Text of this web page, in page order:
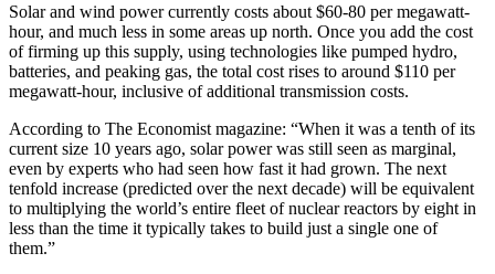
Solar and wind power currently costs about $60-80 per megawatt-
hour, and much less in some areas up north. Once you add the cost
of firming up this supply, using technologies like pumped hydro,
batteries, and peaking gas, the total cost rises to around $110 per
megawatt-hour, inclusive of additional transmission costs.​​​​‌ ‍ ​‍​‍‌‍ ‌ ​‍‌‍‍‌‌‍‌ ‌‍‍‌‌‍ ‍​‍​‍​ ‍‍​‍​‍‌ ​ ‌‍​‌‌‍ ‍‌‍‍‌‌ ‌​‌ ‍‌​‍ ‍‌‍‍‌‌‍ ​‍​‍​‍ ​​‍​‍‌‍‍​‌ ​‍‌‍‌‌‌‍‌‍​‍​‍​ ‍‍​‍​‍‌‍‍​‌ ‌​‌ ‌​‌ ​​​ ‍‍​‍ ​‍ ‌‍ ​‌‍ ‌‍​ ‌‍​‌‌‍ ​‌‍‍​‌‍ ‌ ​ ‌ ‌​​ ‍‍​ ​ ​ ​ ​ ​ ​ ​ ​‍ ‌‍‍‌‌‍ ‍‌ ‌​‌‍‌‌‌‍ ‍‌ ‌​​‍ ‌‍‌‌‌‍‌​‌‍‍‌‌ ‌​​‍ ‌‍ ‌‌‍ ‌‍‌​‌‍‌‌​ ‌‌ ​​‌ ​‍‌‍‌‌‌ ​ ‌‍‌‌‌‍ ‍‌ ‌​‌‍​‌‌ ‌​‌‍‍‌‌‍ ‌‍ ‍​ ‍ ‌‍‍‌‌‍‌​​ ‌​ ​​‌‍​‌​ ‌‍​ ‌‌​ ‍​​ ‌‍​ ​​‌‍​‌​‍ ‌‌‍‌‌​ ‌​​ ​​​ ‌​​‍ ‌​ ‌​​ ​ ​ ‍‌​ ‌​​‍ ‌‌‍​‍‌‍‌​‌‍​ ​ ‌ ​‍ ‌​ ​ ​ ​​​ ‍‌​ ‌ ​ ​‌​ ‌‌‌‍​‍​ ​‍‌‍​‌​ ​‍​ ‍‌​ ‍​​ ‍ ‌ ‌​‌ ‍‌‌ ​​‌‍‌‌​ ‌‌‍ ‍‌‍‌‌‌ ‌ ‌ ​ ​ ‍ ‌ ​​‌‍​‌‌ ‌​‌‍‍​​ ‌‌‍​ ‌‍ ‌‍ ‍‌ ‌​‌‍‌‌‌‍ ‍‌ ‌​​‍‌‌​ ‌‌‌​​‍‌‌ ‌‍‍ ‌‍‌‌‌ ‍‌​‍‌‌​ ​ ‌​‌​​‍‌‌​ ​ ‌​‌​​‍‌‌​ ​‍​ ​‍​ ​​​ ​‍‌‍‌‍​ ‌ ‌‍​‍‌‍‌​​ ​​​ ‌‍​ ‍​‌‍‌‌​ ‍​‌‍​‍​‍‌‌​ ​‍​ ​‍​‍‌‌​ ‌‌‌​‌​​‍ ‍‌‍​ ‌‍‍​‌‍‍‌‌‍ ​‌‍‌​‌ ​‍‌‍‌‌‌‍ ‍​‍‌‌​ ‌‌‌​​‍‌‌ ‌‍‍ ‌‍‌‌‌ ‍‌​‍‌‌​ ​ ‌​‌​​‍‌‌​ ​ ‌​‌​​‍‌‌​ ​‍​ ​‍​ ‌ ​ ‌​‌‍​ ‌‍‌​​ ‍‌‌‍​‍​ ​‌‌‍​‍‌‍​ ​ ‌ ‌‍​‍​ ‌‍​ ​​​‍‌‌​ ​‍​ ​‍​‍‌‌​ ‌‌‌​‌​​‍ ‍‌ ‌​‌‍‌‌‌ ‍​‌ ‌​​ ‌‍​‍‌‍​‌‌ ​ ‌‍‌‌‌‌‌‌‌ ​‍‌‍ ​​ ‌‌‍‍​‌ ‌​‌ ‌​‌ ​​​‍‌‌​ ​ ‌​​‌​‍‌‌​ ​‍‌​‌‍​‍‌‌​ ​‍‌​‌‍‌‍ ​‌‍ ‌‍​ ‌‍​‌‌‍ ​‌‍‍​‌‍ ‌ ​ ‌ ‌​​‍‌‌​ ​ ‌​​‌​ ​ ​ ​ ​ ​ ​ ​ ​‍‌‍‌‍‍‌‌‍‌​​ ‌​ ​​‌‍​‌​ ‌‍​ ‌‌​ ‍​​ ‌‍​ ​​‌‍​‌​‍ ‌‌‍‌‌​ ‌​​ ​​​ ‌​​‍ ‌​ ‌​​ ​ ​ ‍‌​ ‌​​‍ ‌‌‍​‍‌‍‌​‌‍​ ​ ‌ ​‍ ‌​ ​ ​ ​​​ ‍‌​ ‌ ​ ​‌​ ‌‌‌‍​‍​ ​‍‌‍​‌​ ​‍​ ‍‌​ ‍​​‍‌‍‌ ‌​‌ ‍‌‌ ​​‌‍‌‌​ ‌‌‍ ‍‌‍‌‌‌ ‌ ‌ ​ ​‍‌‍‌ ​​‌‍​‌‌ ‌​‌‍‍​​ ‌‌‍​ ‌‍ ‌‍ ‍‌ ‌​‌‍‌‌‌‍ ‍‌ ‌​​‍‌‌​ ‌‌‌​​‍‌‌ ‌‍‍ ‌‍‌‌‌ ‍‌​‍‌‌​ ​ ‌​‌​​‍‌‌​ ​ ‌​‌​​‍‌‌​ ​‍​ ​‍​ ​​​ ​‍‌‍‌‍​ ‌ ‌‍​‍‌‍‌​​ ​​​ ‌‍​ ‍​‌‍‌‌​ ‍​‌‍​‍​‍‌‌​ ​‍​ ​‍​‍‌‌​ ‌‌‌​‌​​‍ ‍‌‍​ ‌‍‍​‌‍‍‌‌‍ ​‌‍‌​‌ ​‍‌‍‌‌‌‍ ‍​‍‌‌​ ‌‌‌​​‍‌‌ ‌‍‍ ‌‍‌‌‌ ‍‌​‍‌‌​ ​ ‌​‌​​‍‌‌​ ​ ‌​‌​​‍‌‌​ ​‍​ ​‍​ ‌ ​ ‌​‌‍​ ‌‍‌​​ ‍‌‌‍​‍​ ​‌‌‍​‍‌‍​ ​ ‌ ‌‍​‍​ ‌‍​ ​​​‍‌‌​ ​‍​ ​‍​‍‌‌​ ‌‌‌​‌​​‍ ‍‌ ‌​‌‍‌‌‌ ‍​‌ ‌​​‍‌‍‌ ​​‌‍‌‌‌ ​‍‌ ​ ‌ ​​‌‍‌‌‌‍​ ‌ ‌​‌‍‍‌‌ ‌‍‌‍‌‌​ ‌‌ ​​‌ ‌‌‌‍​‍‌‍ ​‌‍‍‌‌ ​ ‌‍‍​‌‍‌‌‌‍‌​​‍​‍‌ ‌
According to The Economist magazine: “When it was a tenth of its
current size 10 years ago, solar power was still seen as marginal,
even by experts who had seen how fast it had grown. The next
tenfold increase (predicted over the next decade) will be equivalent
to multiplying the world’s entire fleet of nuclear reactors by eight in
less than the time it typically takes to build just a single one of
them.”​​​​‌ ‍ ​‍​‍‌‍ ‌ ​‍‌‍‍‌‌‍‌ ‌‍‍‌‌‍ ‍​‍​‍​ ‍‍​‍​‍‌ ​ ‌‍​‌‌‍ ‍‌‍‍‌‌ ‌​‌ ‍‌​‍ ‍‌‍‍‌‌‍ ​‍​‍​‍ ​​‍​‍‌‍‍​‌ ​‍‌‍‌‌‌‍‌‍​‍​‍​ ‍‍​‍​‍‌‍‍​‌ ‌​‌ ‌​‌ ​​​ ‍‍​‍ ​‍ ‌‍ ​‌‍ ‌‍​ ‌‍​‌‌‍ ​‌‍‍​‌‍ ‌ ​ ‌ ‌​​ ‍‍​ ​ ​ ​ ​ ​ ​ ​ ​‍ ‌‍‍‌‌‍ ‍‌ ‌​‌‍‌‌‌‍ ‍‌ ‌​​‍ ‌‍‌‌‌‍‌​‌‍‍‌‌ ‌​​‍ ‌‍ ‌‌‍ ‌‍‌​‌‍‌‌​ ‌‌ ​​‌ ​‍‌‍‌‌‌ ​ ‌‍‌‌‌‍ ‍‌ ‌​‌‍​‌‌ ‌​‌‍‍‌‌‍ ‌‍ ‍​ ‍ ‌‍‍‌‌‍‌​​ ‌​ ​​‌‍​‌​ ‌‍​ ‌‌​ ‍​​ ‌‍​ ​​‌‍​‌​‍ ‌‌‍‌‌​ ‌​​ ​​​ ‌​​‍ ‌​ ‌​​ ​ ​ ‍‌​ ‌​​‍ ‌‌‍​‍‌‍‌​‌‍​ ​ ‌ ​‍ ‌​ ​ ​ ​​​ ‍‌​ ‌ ​ ​‌​ ‌‌‌‍​‍​ ​‍‌‍​‌​ ​‍​ ‍‌​ ‍​​ ‍ ‌ ‌​‌ ‍‌‌ ​​‌‍‌‌​ ‌‌‍ ‍‌‍‌‌‌ ‌ ‌ ​ ​ ‍ ‌ ​​‌‍​‌‌ ‌​‌‍‍​​ ‌‌‍​ ‌‍ ‌‍ ‍‌ ‌​‌‍‌‌‌‍ ‍‌ ‌​​‍‌‌​ ‌‌‌​​‍‌‌ ‌‍‍ ‌‍‌‌‌ ‍‌​‍‌‌​ ​ ‌​‌​​‍‌‌​ ​ ‌​‌​​‍‌‌​ ​‍​ ​‍‌‍​‌​ ​‌‌‍​‌​ ‌‍​ ​‌​ ‍​​ ‌‍​ ‍‌​ ‍‌​ ‌​​ ‌ ​ ‍​​‍‌‌​ ​‍​ ​‍​‍‌‌​ ‌‌‌​‌​​‍ ‍‌‍​ ‌‍‍​‌‍‍‌‌‍ ​‌‍‌​‌ ​‍‌‍‌‌‌‍ ‍​‍‌‌​ ‌‌‌​​‍‌‌ ‌‍‍ ‌‍‌‌‌ ‍‌​‍‌‌​ ​ ‌​‌​​‍‌‌​ ​ ‌​‌​​‍‌‌​ ​‍​ ​‍‌‍​‍‌‍​‍‌‍‌‍​ ​‌​ ‍‌‌‍‌‌‌‍​‌​ ‌‌​ ‌ ​ ‌ ​ ​‍​ ‌​​ ​​​‍‌‌​ ​‍​ ​‍​‍‌‌​ ‌‌‌​‌​​‍ ‍‌ ‌​‌‍‌‌‌ ‍​‌ ‌​​ ‌‍​‍‌‍​‌‌ ​ ‌‍‌‌‌‌‌‌‌ ​‍‌‍ ​​ ‌‌‍‍​‌ ‌​‌ ‌​‌ ​​​‍‌‌​ ​ ‌​​‌​‍‌‌​ ​‍‌​‌‍​‍‌‌​ ​‍‌​‌‍‌‍ ​‌‍ ‌‍​ ‌‍​‌‌‍ ​‌‍‍​‌‍ ‌ ​ ‌ ‌​​‍‌‌​ ​ ‌​​‌​ ​ ​ ​ ​ ​ ​ ​ ​‍‌‍‌‍‍‌‌‍‌​​ ‌​ ​​‌‍​‌​ ‌‍​ ‌‌​ ‍​​ ‌‍​ ​​‌‍​‌​‍ ‌‌‍‌‌​ ‌​​ ​​​ ‌​​‍ ‌​ ‌​​ ​ ​ ‍‌​ ‌​​‍ ‌‌‍​‍‌‍‌​‌‍​ ​ ‌ ​‍ ‌​ ​ ​ ​​​ ‍‌​ ‌ ​ ​‌​ ‌‌‌‍​‍​ ​‍‌‍​‌​ ​‍​ ‍‌​ ‍​​‍‌‍‌ ‌​‌ ‍‌‌ ​​‌‍‌‌​ ‌‌‍ ‍‌‍‌‌‌ ‌ ‌ ​ ​‍‌‍‌ ​​‌‍​‌‌ ‌​‌‍‍​​ ‌‌‍​ ‌‍ ‌‍ ‍‌ ‌​‌‍‌‌‌‍ ‍‌ ‌​​‍‌‌​ ‌‌‌​​‍‌‌ ‌‍‍ ‌‍‌‌‌ ‍‌​‍‌‌​ ​ ‌​‌​​‍‌‌​ ​ ‌​‌​​‍‌‌​ ​‍​ ​‍‌‍​‌​ ​‌‌‍​‌​ ‌‍​ ​‌​ ‍​​ ‌‍​ ‍‌​ ‍‌​ ‌​​ ‌ ​ ‍​​‍‌‌​ ​‍​ ​‍​‍‌‌​ ‌‌‌​‌​​‍ ‍‌‍​ ‌‍‍​‌‍‍‌‌‍ ​‌‍‌​‌ ​‍‌‍‌‌‌‍ ‍​‍‌‌​ ‌‌‌​​‍‌‌ ‌‍‍ ‌‍‌‌‌ ‍‌​‍‌‌​ ​ ‌​‌​​‍‌‌​ ​ ‌​‌​​‍‌‌​ ​‍​ ​‍‌‍​‍‌‍​‍‌‍‌‍​ ​‌​ ‍‌‌‍‌‌‌‍​‌​ ‌‌​ ‌ ​ ‌ ​ ​‍​ ‌​​ ​​​‍‌‌​ ​‍​ ​‍​‍‌‌​ ‌‌‌​‌​​‍ ‍‌ ‌​‌‍‌‌‌ ‍​‌ ‌​​‍‌‍‌ ​​‌‍‌‌‌ ​‍‌ ​ ‌ ​​‌‍‌‌‌‍​ ‌ ‌​‌‍‍‌‌ ‌‍‌‍‌‌​ ‌‌ ​​‌ ‌‌‌‍​‍‌‍ ​‌‍‍‌‌ ​ ‌‍‍​‌‍‌‌‌‍‌​​‍​‍‌ ‌